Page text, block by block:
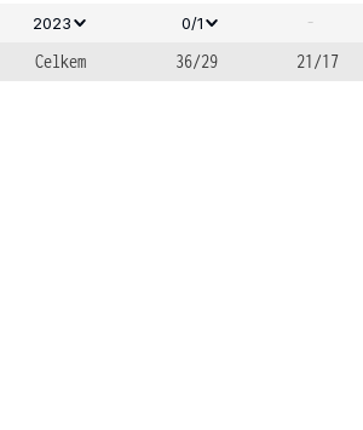
2023 0/1 -
Celkem
36/29 21/17